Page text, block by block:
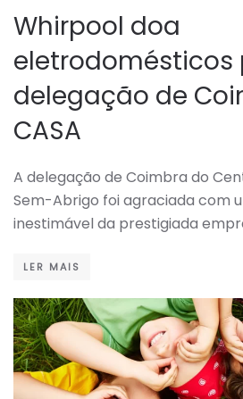
Whirpool doa
eletrodomésticos
delegação de
CASA
A delegação de Coimbra do
Sem-Abrigo foi agraciada com
inestimável da prestigiada
LER MAIS